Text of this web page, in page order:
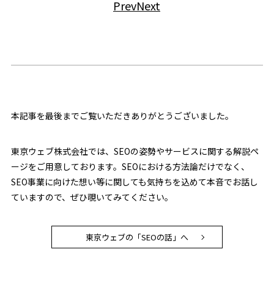
PrevNext
本記事を最後までご覧いただきありがとうございました。
東京ウェブ株式会社では、SEOの姿勢やサービスに関する解説ペ
ージをご用意しております。SEOにおける方法論だけでなく、
SEO事業に向けた想い等に関しても気持ちを込めて本音でお話し
ていますので、ぜひ覗いてみてください。
東京ウェブの「SEOの話」へ